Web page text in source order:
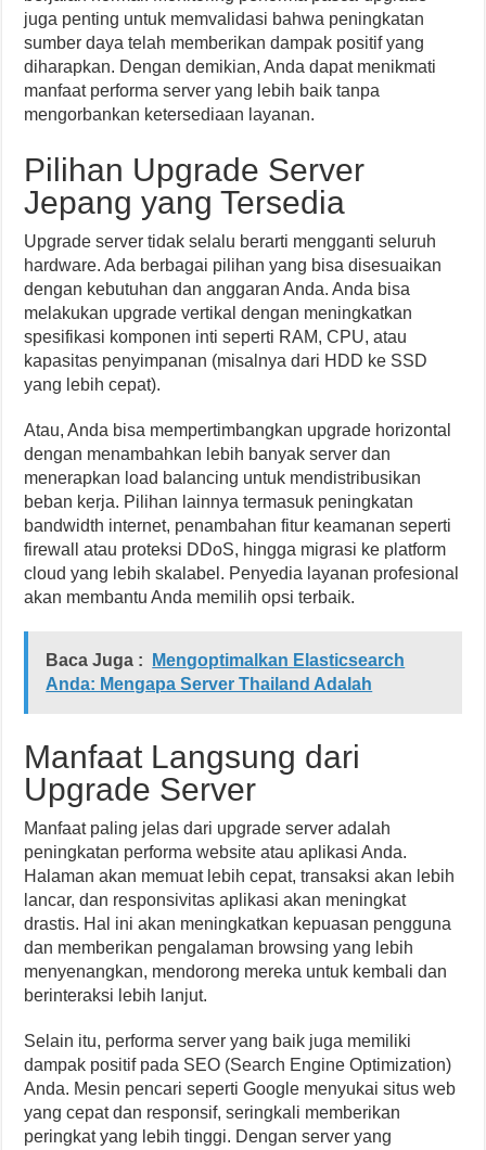
juga penting untuk memvalidasi bahwa peningkatan
sumber daya telah memberikan dampak positif yang
diharapkan. Dengan demikian, Anda dapat menikmati
manfaat performa server yang lebih baik tanpa
mengorbankan ketersediaan layanan.
Pilihan Upgrade Server
Jepang yang Tersedia
Upgrade server tidak selalu berarti mengganti seluruh
hardware. Ada berbagai pilihan yang bisa disesuaikan
dengan kebutuhan dan anggaran Anda. Anda bisa
melakukan upgrade vertikal dengan meningkatkan
spesifikasi komponen inti seperti RAM, CPU, atau
kapasitas penyimpanan (misalnya dari HDD ke SSD
yang lebih cepat).
Atau, Anda bisa mempertimbangkan upgrade horizontal
dengan menambahkan lebih banyak server dan
menerapkan load balancing untuk mendistribusikan
beban kerja. Pilihan lainnya termasuk peningkatan
bandwidth internet, penambahan fitur keamanan seperti
firewall atau proteksi DDoS, hingga migrasi ke platform
cloud yang lebih skalabel. Penyedia layanan profesional
akan membantu Anda memilih opsi terbaik.
Baca Juga :
Mengoptimalkan Elasticsearch
Anda: Mengapa Server Thailand Adalah
Manfaat Langsung dari
Upgrade Server
Manfaat paling jelas dari upgrade server adalah
peningkatan performa website atau aplikasi Anda.
Halaman akan memuat lebih cepat, transaksi akan lebih
lancar, dan responsivitas aplikasi akan meningkat
drastis. Hal ini akan meningkatkan kepuasan pengguna
dan memberikan pengalaman browsing yang lebih
menyenangkan, mendorong mereka untuk kembali dan
berinteraksi lebih lanjut.
Selain itu, performa server yang baik juga memiliki
dampak positif pada SEO (Search Engine Optimization)
Anda. Mesin pencari seperti Google menyukai situs web
yang cepat dan responsif, seringkali memberikan
peringkat yang lebih tinggi. Dengan server yang